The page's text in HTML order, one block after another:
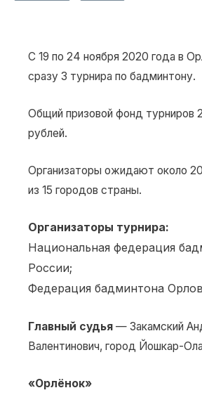
С 19 по 24 ноября 2020 года в
сразу 3 турнира по бадминтону.
Общий призовой фонд турниров
рублей.
Организаторы ожидают около
из 15 городов страны.
Организаторы турнира:
Национальная федерация
России;
Федерация бадминтона
Главный судья — Закамский
Валентинович, город Йошкар-
«Орлёнок»